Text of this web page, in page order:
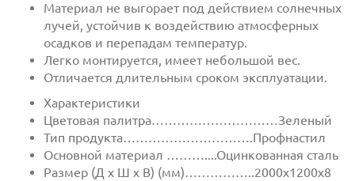
Материал не выгорает под действием солнечных
лучей, устойчив к воздействию атмосферных
осадков и перепадам температур.
Легко монтируется, имеет небольшой вес.
Отличается длительным сроком эксплуатации.
Характеристики
Цветовая палитра…………………………Зеленый
Тип продукта………………………….Профнастил
Основной материал ………....Оцинкованная сталь
Размер (Д х Ш х В) (мм)……………..2000х1200х8